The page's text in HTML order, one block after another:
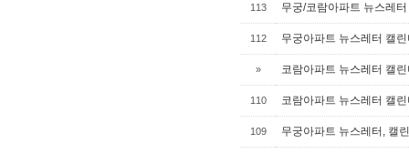
113 무궁/코람아파트 뉴스레
112 무궁아파트 뉴스레터 캘
» 코람아파트 뉴스레터 캘
110 코람아파트 뉴스레터 캘
109 무궁아파트 뉴스레터, 캘